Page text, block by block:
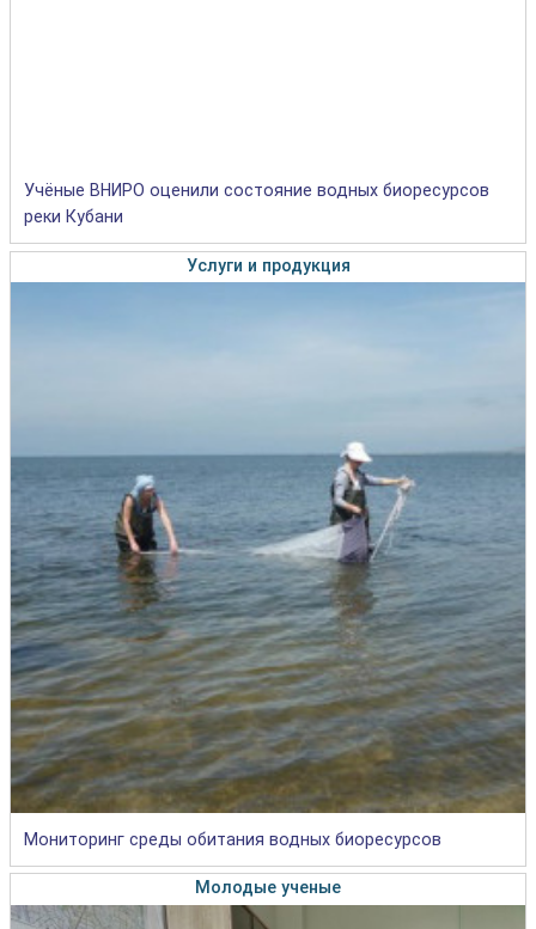
Учёные ВНИРО оценили состояние водных биоресурсов
реки Кубани
Услуги и продукция
Мониторинг среды обитания водных биоресурсов
Молодые ученые